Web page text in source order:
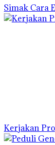
Simak Cara
Kerjakan